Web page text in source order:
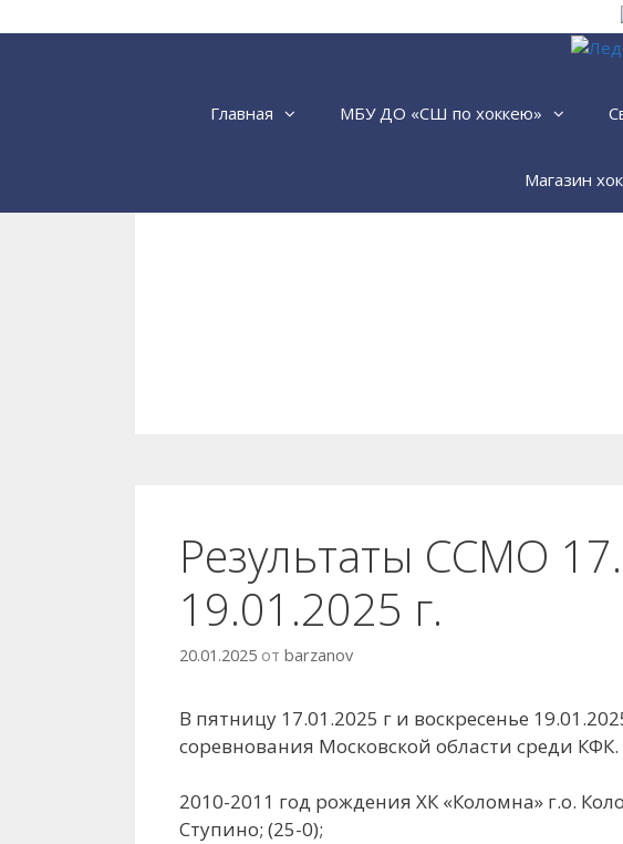
Главная МБУ ДО «СШ по хоккею»
Магазин
Результаты ССМО
19.01.2025 г.
20.01.2025 от barzanov
В пятницу 17.01.2025 г и воскресенье
соревнования Московской области среди КФК.
2010-2011 год рождения ХК «Коломна» г.о.
Ступино; (25-0);